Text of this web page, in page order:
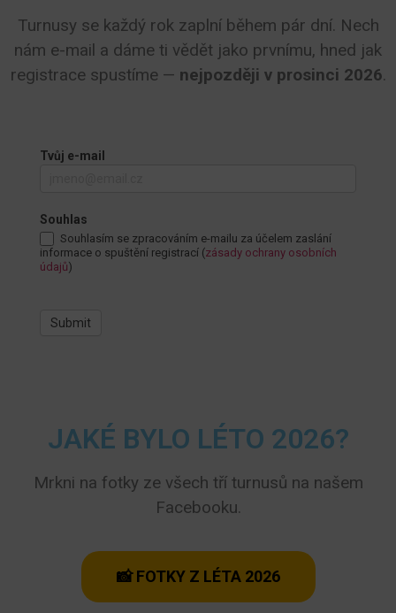
Turnusy se každý rok zaplní během pár dní. Nech
nám e-mail a dáme ti vědět jako prvnímu, hned jak
registrace spustíme — nejpozději v prosinci 2026.
Registrace
mailem
Tvůj e-mail
Souhlas
Souhlasím se zpracováním e-mailu za účelem zaslání
informace o spuštění registrací (zásady ochrany osobních
údajů)
Submit
JAKÉ BYLO LÉTO 2026?
Mrkni na fotky ze všech tří turnusů na našem
Facebooku.
📸 FOTKY Z LÉTA 2026